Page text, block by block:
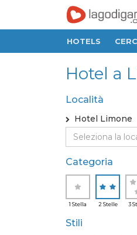
HOTELS
Hotel a
Località
Hotel Limone
Categoria
1 Stella 2 Stelle 3
Stili